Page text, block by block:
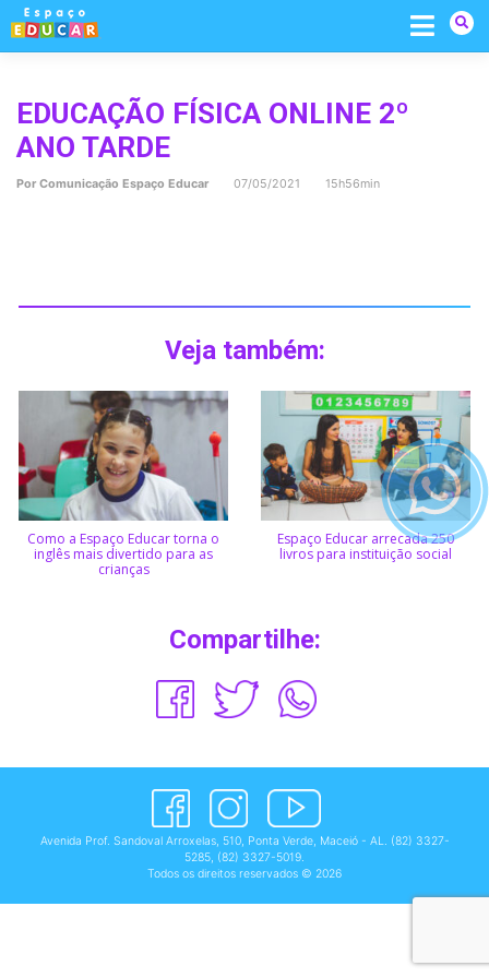
Skip
content
EDUCAÇÃO FÍSICA ONLINE 2º
ANO TARDE
Por Comunicação Espaço Educar 07/05/2021 15h56min
Veja também:
Como a Espaço Educar torna o
inglês mais divertido para as
crianças
Espaço Educar arrecada 250
livros para instituição social
Compartilhe:
Avenida Prof. Sandoval Arroxelas, 510, Ponta Verde, Maceió - AL. (82) 3327-
5285, (82) 3327-5019.
Todos os direitos reservados © 2026